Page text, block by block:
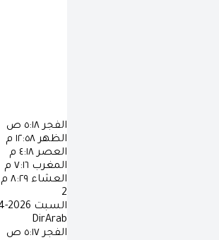
الفجر ٥:١٨ ص
الظهر ١٢:٥٨ م
العصر ٤:١٨ م
المغرب ٧:١٦ م
العشاء ٨:٢٩ م
2
السبت 2026-4-18 مـ
DirArab
الفجر ٥:١٧ ص